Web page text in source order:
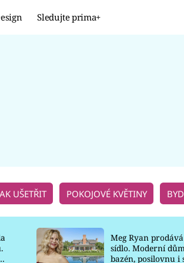
Sledujte prima+
UŠETŘIT POKOJOVÉ KVĚTINY
Meg Ryan
sídlo. Moderní
bazén, posilovnu i